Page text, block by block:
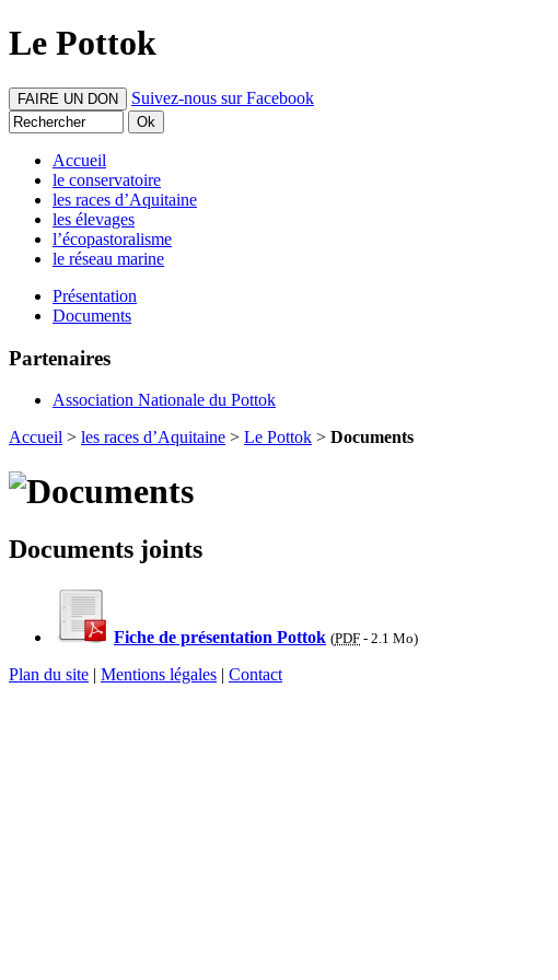
Le Pottok
FAIRE UN DON Suivez-nous sur Facebook
Accueil
le conservatoire
les races d’Aquitaine
les élevages
l’écopastoralisme
le réseau marine
Présentation
Documents
Partenaires
Association Nationale du Pottok
Accueil > les races d’Aquitaine > Le Pottok > Documents
Documents joints
Fiche de présentation Pottok (PDF - 2.1 Mo)
Plan du site | Mentions légales | Contact